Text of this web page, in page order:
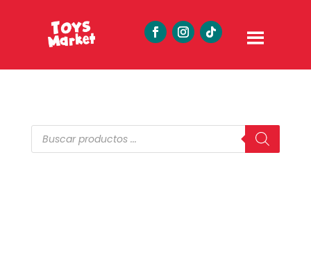
Búsqueda
de
productos